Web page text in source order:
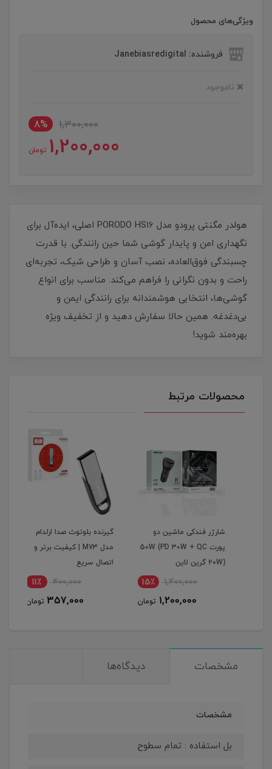
ویژگی‌های محصول
فروشنده: Janebiasredigital
ناموجود
1,300,000
8%
1,200,000 تومان
هولدر مگنتی پرودو مدل PORODO HS16 اصلی، ایده‌آل برای
نگهداری امن و پایدار گوشی شما حین رانندگی. با قدرت
چسبندگی فوق‌العاده، نصب آسان و طراحی شیک، تجربه‌ای
راحت و بدون نگرانی را فراهم می‌کند. مناسب برای انواع
گوشی‌ها، انتخابی هوشمندانه برای رانندگی ایمن و
بی‌دغدغه. همین حالا سفارش دهید و از تخفیف ویژه
بهره‌مند شوید!
محصولات مرتبط
شارژر فندکی ماشین دو
پورت 50W (PD 30W + QC
20W) گرین لاین
1,400,000 15٪
1,200,000 تومان
گیرنده بلوتوث صدا ارلدام
مدل M73 | کیفیت برتر و
اتصال سریع
400,000 11٪
357,000 تومان
مشخصات دیدگاه‌ها
مشخصات
بل استفاده : تمام سطوح